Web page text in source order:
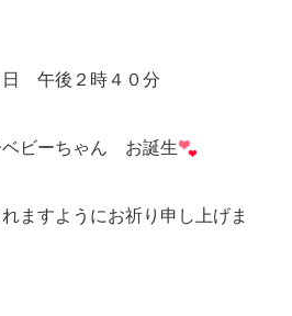
日 午後２時４０分
ビーちゃん お誕生
ますようにお祈り申し上げま